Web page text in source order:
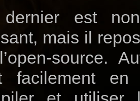
est non
mais il
source.
facilement